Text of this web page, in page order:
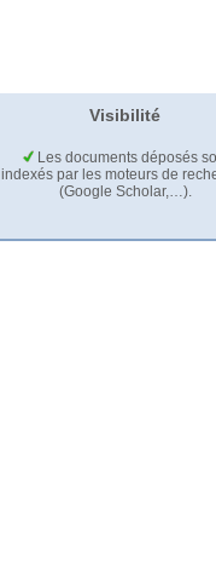
Visibilité
Les documents déposés
indexés par les moteurs de
(Google Scholar,…).